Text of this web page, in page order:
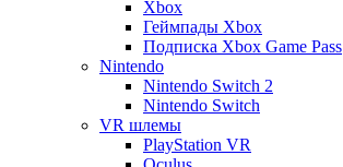
Xbox
Геймпады Xbox
Подписка Xbox Game Pass
Nintendo
Nintendo Switch 2
Nintendo Switch
VR шлемы
PlayStation VR